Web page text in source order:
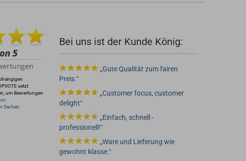
setzt
um Bewertungen
Sie hier.
Bei uns ist der Kunde König:
Gute Qualität zum fairen
Preis.
Customer focus, customer
delight
Einfach, schnell -
professionell!
Ware und Lieferung wie
gewohnt klasse.